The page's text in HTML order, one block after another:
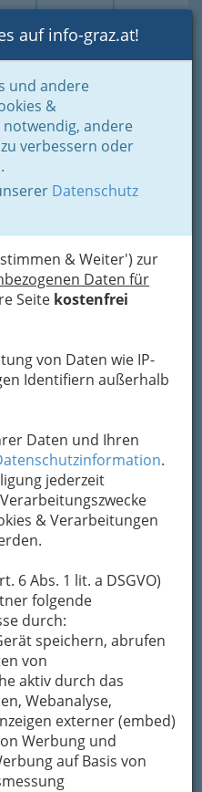
Login Toggle
auf info-graz.at!
und andere
&
andere
verbessern oder
Datenschutz
& Weiter') zur
Daten für
Seite kostenfrei
von Daten wie IP-
Identifiern außerhalb
Daten und Ihren
.
jederzeit
& Verarbeitungen
6 Abs. 1 lit. a DSGVO)
folgende
durch:
speichern, abrufen
von
aktiv durch das
Webanalyse,
externer (embed)
Werbung und
auf Basis von
- der Handel
Lebens
-
vor Spam-Mails zu
ein sicheres
wird nach dem
per Mail an das
Aufsperrdienst -
- Schlösser -